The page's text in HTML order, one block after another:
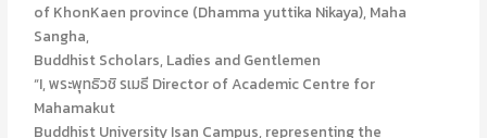
of KhonKaen province (Dhamma yuttika Nikaya), Maha
Sangha,
Buddhist Scholars, Ladies and Gentlemen
“I, พระพุทธิวชิ รเมธี Director of Academic Centre for
Mahamakut
Buddhist University Isan Campus, representing the